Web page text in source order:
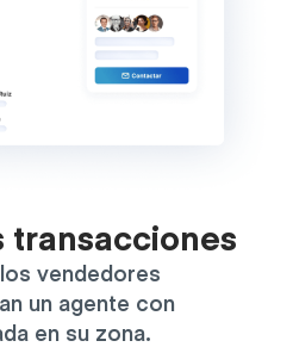
transacciones
vendedores
un agente con
en su zona.